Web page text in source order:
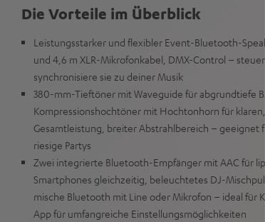
Die Vorteile im Überblick
Leistungsstarker und flexibler Event-Bluetooth-
und 4,6 m XLR-Mikrofonkabel, DMX-Control –
synchronisiere sie zu deiner Musik
380-mm-Tieftöner mit Waveguide für abgrundtiefe
Kompressionshochtöner mit Hochtonhorn für
Gesamtleistung, breiter Abstrahlbereich – geeignet
riesige Partys
Zwei integrierte Bluetooth-Empfänger mit AAC für
Smartphones gleichzeitig, beleuchtetes DJ-
mische Bluetooth mit Line oder Mikrofon – ideal für
App für umfangreiche Einstellungsmöglichkeiten